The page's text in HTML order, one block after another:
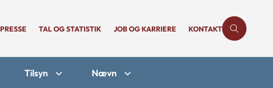
PRESSE TAL OG STATISTIK JOB OG KARRIERE KONTAKT
Tilsyn Nævn